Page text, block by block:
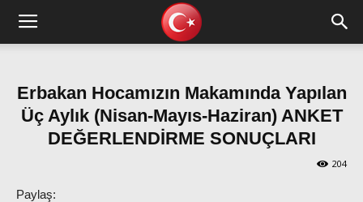
Erbakan Hocamızın Makamında Yapılan
Üç Aylık (Nisan-Mayıs-Haziran) ANKET
DEĞERLENDİRME SONUÇLARI
204
Paylaş: